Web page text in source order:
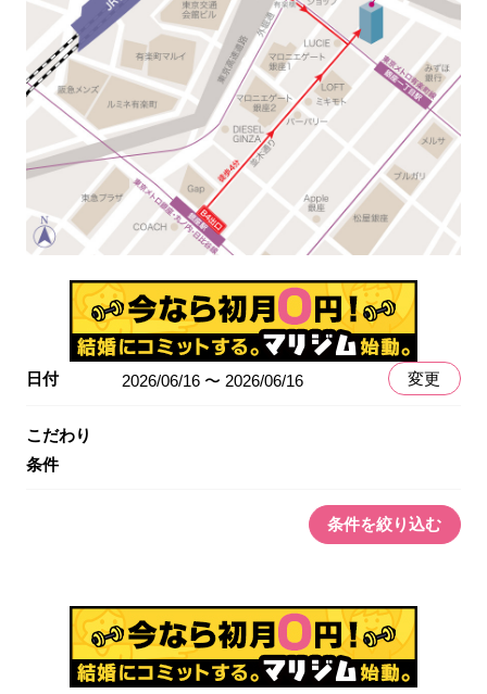
日付 2026/06/16 〜 2026/06/16 変更
こだわり
条件
条件を絞り込む